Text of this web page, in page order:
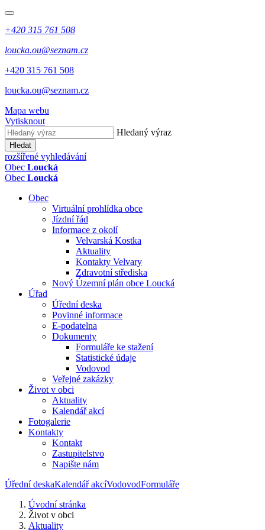
+420 315 761 508
loucka.ou@seznam.cz
+420 315 761 508
loucka.ou@seznam.cz
Mapa webu
Vytisknout
Hledaný výraz
Hledat
rozšířené vyhledávání
Obec Loucká
Obec Loucká
Obec
Virtuální prohlídka obce
Jízdní řád
Informace z okolí
Velvarská Kostka
Aktuality
Kontakty Velvary
Zdravotní střediska
Nový Územní plán obce Loucká
Úřad
Úřední deska
Povinné informace
E-podatelna
Dokumenty
Formuláře ke stažení
Statistické údaje
Vodovod
Veřejné zakázky
Život v obci
Aktuality
Kalendář akcí
Fotogalerie
Kontakty
Kontakt
Zastupitelstvo
Napište nám
Úřední deskaKalendář akcíVodovodFormuláře
Úvodní stránka
Život v obci
Aktuality